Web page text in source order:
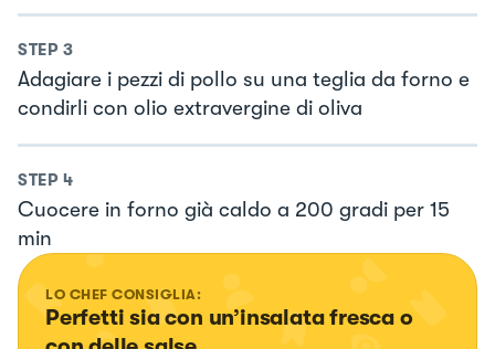
STEP 3
Adagiare i pezzi di pollo su una teglia da forno e
condirli con olio extravergine di oliva
STEP 4
Cuocere in forno già caldo a 200 gradi per 15
min
LO CHEF CONSIGLIA:
Perfetti sia con un’insalata fresca o